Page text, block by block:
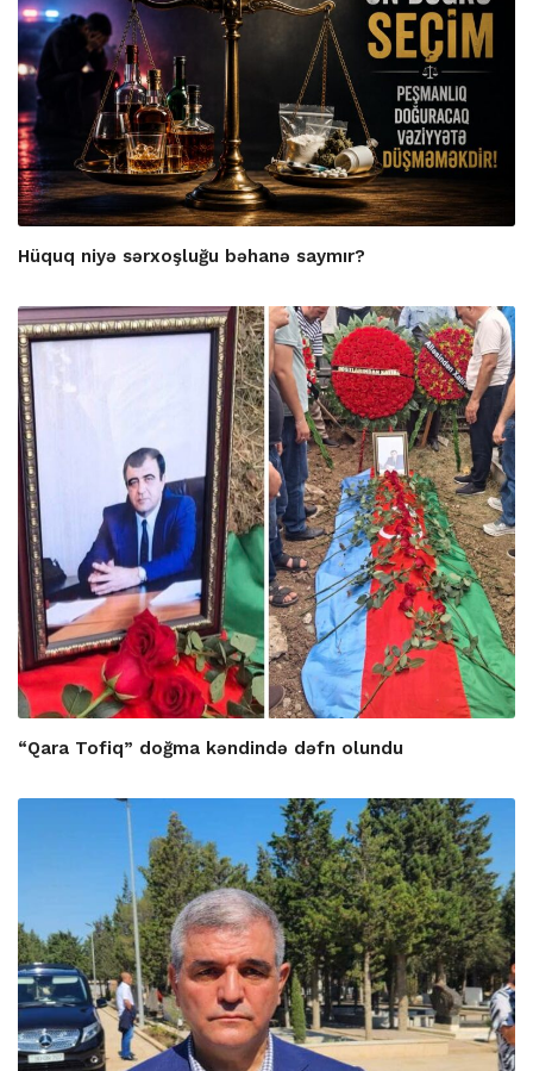
Hüquq niyə sərxoşluğu bəhanə saymır?
“Qara Tofiq” doğma kəndində dəfn olundu